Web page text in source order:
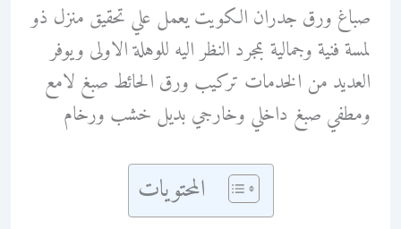
صباغ ورق جدران الكويت يعمل علي تحقيق منزل ذو
لمسة فنية وجمالية بمجرد النظر اليه للوهلة الاولى ويوفر
العديد من الخدمات تركيب ورق الحائط صبغ لامع
ومطفي صبغ داخلي وخارجي بديل خشب ورخام
المحتويات